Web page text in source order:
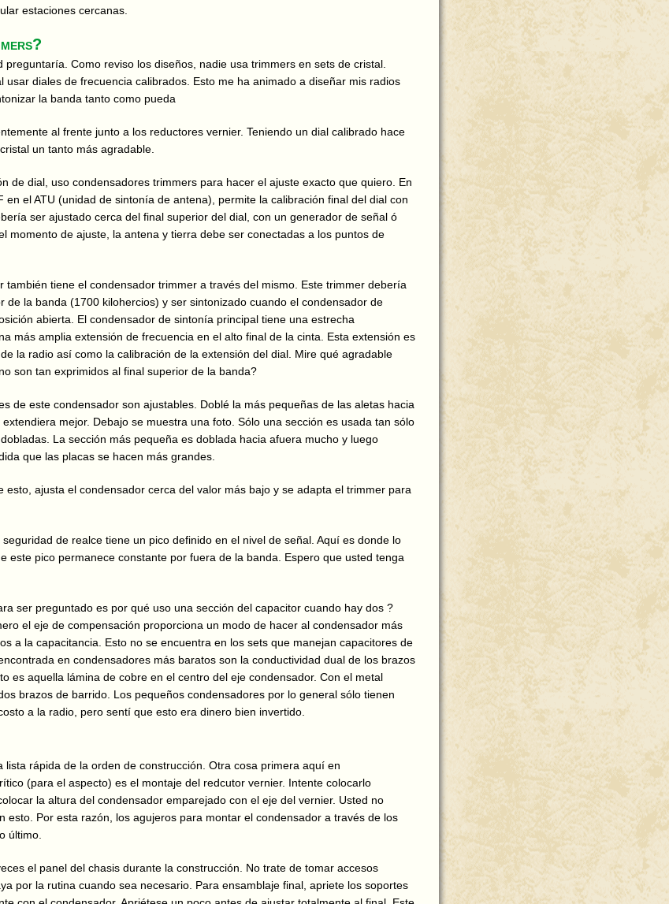
estaciones cercanas.
preguntaría. Como reviso los diseños, nadie usa trimmers en sets de cristal.
usar diales de frecuencia calibrados. Esto me ha animado a diseñar mis radios
la banda tanto como pueda
al frente junto a los reductores vernier. Teniendo un dial calibrado hace
un tanto más agradable.
de dial, uso condensadores trimmers para hacer el ajuste exacto que quiero. En
en el ATU (unidad de sintonía de antena), permite la calibración final del dial con
ser ajustado cerca del final superior del dial, con un generador de señal ó
momento de ajuste, la antena y tierra debe ser conectadas a los puntos de
también tiene el condensador trimmer a través del mismo. Este trimmer debería
de la banda (1700 kilohercios) y ser sintonizado cuando el condensador de
abierta. El condensador de sintonía principal tiene una estrecha
más amplia extensión de frecuencia en el alto final de la cinta. Esta extensión es
la radio así como la calibración de la extensión del dial. Mire qué agradable
son tan exprimidos al final superior de la banda?
de este condensador son ajustables. Doblé la más pequeñas de las aletas hacia
mejor. Debajo se muestra una foto. Sólo una sección es usada tan sólo
La sección más pequeña es doblada hacia afuera mucho y luego
que las placas se hacen más grandes.
esto, ajusta el condensador cerca del valor más bajo y se adapta el trimmer para
de realce tiene un pico definido en el nivel de señal. Aquí es donde lo
este pico permanece constante por fuera de la banda. Espero que usted tenga
ser preguntado es por qué uso una sección del capacitor cuando hay dos ?
el eje de compensación proporciona un modo de hacer al condensador más
a la capacitancia. Esto no se encuentra en los sets que manejan capacitores de
en condensadores más baratos son la conductividad dual de los brazos
es aquella lámina de cobre en el centro del eje condensador. Con el metal
brazos de barrido. Los pequeños condensadores por lo general sólo tienen
a la radio, pero sentí que esto era dinero bien invertido.
lista rápida de la orden de construcción. Otra cosa primera aquí en
(para el aspecto) es el montaje del redcutor vernier. Intente colocarlo
la altura del condensador emparejado con el eje del vernier. Usted no
esto. Por esta razón, los agujeros para montar el condensador a través de los
último.
el panel del chasis durante la construcción. No trate de tomar accesos
por la rutina cuando sea necesario. Para ensamblaje final, apriete los soportes